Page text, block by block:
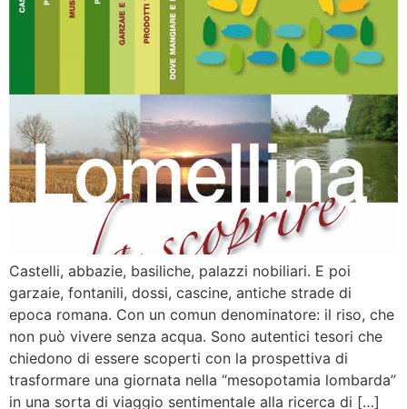
Castelli, abbazie, basiliche, palazzi nobiliari. E poi
garzaie, fontanili, dossi, cascine, antiche strade di
epoca romana. Con un comun denominatore: il riso, che
non può vivere senza acqua. Sono autentici tesori che
chiedono di essere scoperti con la prospettiva di
trasformare una giornata nella “mesopotamia lombarda”
in una sorta di viaggio sentimentale alla ricerca di […]